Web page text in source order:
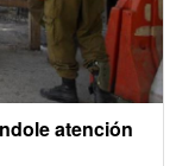
atención